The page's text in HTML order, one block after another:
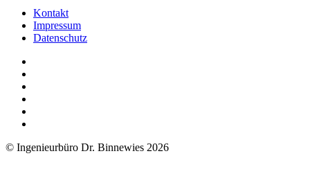
Kontakt
Impressum
Datenschutz
© Ingenieurbüro Dr. Binnewies 2026